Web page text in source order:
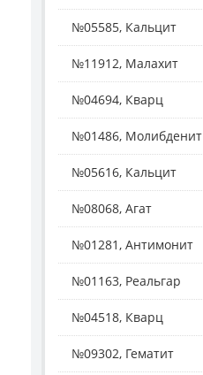
№05585, Кальцит
№11912, Малахит
№04694, Кварц
№01486, Молибденит
№05616, Кальцит
№08068, Агат
№01281, Антимонит
№01163, Реальгар
№04518, Кварц
№09302, Гематит